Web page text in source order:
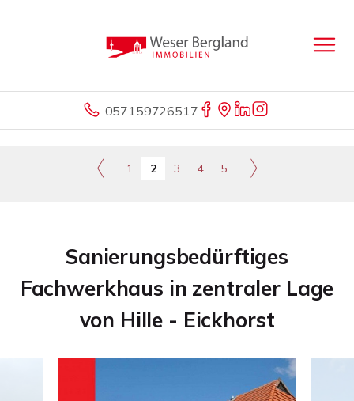
057159726517
1 2 3 4 5
Sanierungsbedürftiges
Fachwerkhaus in zentraler Lage
von Hille - Eickhorst